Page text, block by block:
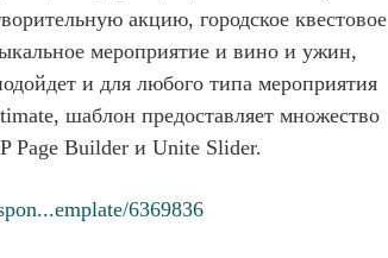
акцию, городское квестовое
мероприятие и вино и ужин,
и для любого типа мероприятия
шаблон предоставляет множество
Page Builder и Unite Slider.
6369836